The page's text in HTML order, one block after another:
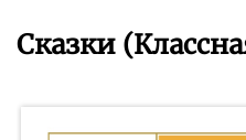
Сказки